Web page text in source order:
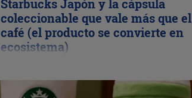
Starbucks Japón y la cápsula
coleccionable que vale más que el
café (el producto se convierte en
ecosistema)